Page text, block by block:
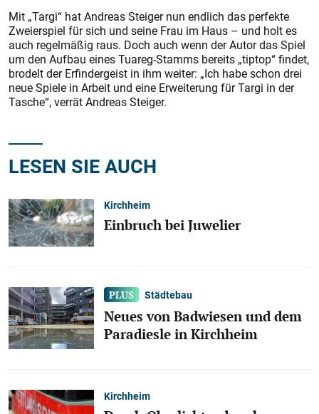
Mit „Targi“ hat Andreas Steiger nun endlich das perfekte
Zweierspiel für sich und seine Frau im Haus – und holt es
auch regelmäßig raus. Doch auch wenn der Autor das Spiel
um den Aufbau eines Tuareg-Stamms bereits „tiptop“ findet,
brodelt der Erfindergeist in ihm weiter: „Ich habe schon drei
neue Spiele in Arbeit und eine Erweiterung für Targi in der
Tasche“, verrät Andreas Steiger.
LESEN SIE AUCH
Kirchheim
Einbruch bei Juwelier
Städtebau
Neues von Badwiesen und dem
Paradiesle in Kirchheim
Kirchheim